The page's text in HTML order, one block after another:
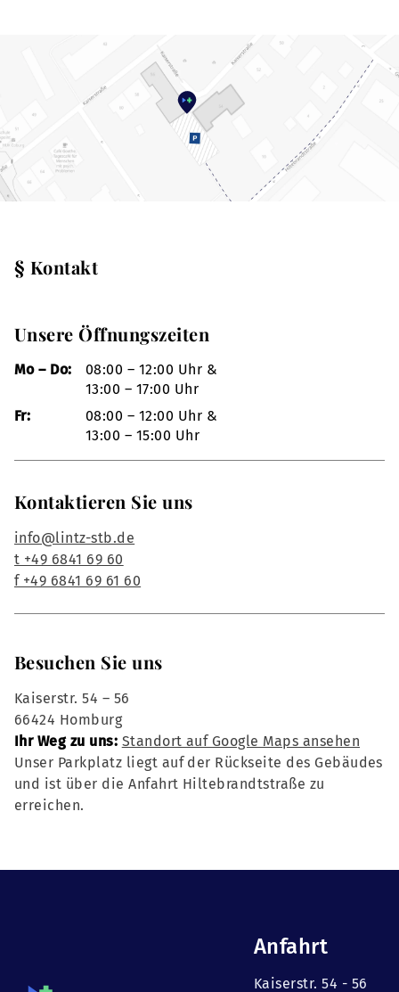
§ Kontakt
Unsere Öffnungszeiten
Mo – Do:
08:00 – 12:00 Uhr &
13:00 – 17:00 Uhr
Fr:
08:00 – 12:00 Uhr &
13:00 – 15:00 Uhr
Kontaktieren Sie uns
info@lintz-stb.de
t +49 6841 69 60
f +49 6841 69 61 60
Besuchen Sie uns
Kaiserstr. 54 – 56
66424 Homburg
Ihr Weg zu uns: Standort auf Google Maps ansehen
Unser Parkplatz liegt auf der Rückseite des Gebäudes
und ist über die Anfahrt Hiltebrandtstraße zu
erreichen.
Anfahrt
Kaiserstr. 54 - 56